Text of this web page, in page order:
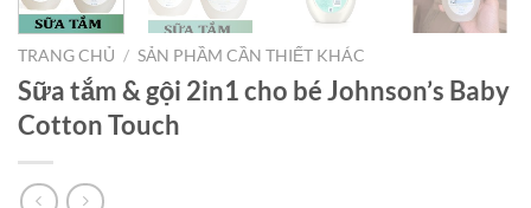
TRANG CHỦ / SẢN PHẦM CẦN THIẾT KHÁC
Sữa tắm & gội 2in1 cho bé Johnson’s Baby
Cotton Touch